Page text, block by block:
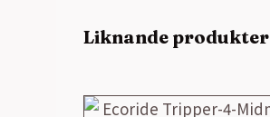
Liknande produkter